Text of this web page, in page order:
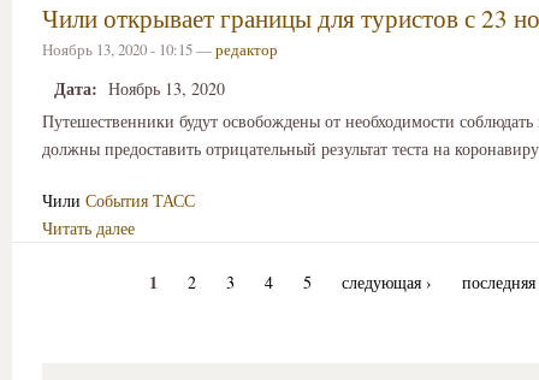
Чили открывает границы для туристов с 23
Ноябрь 13, 2020 - 10:15 —редактор
Дата: Ноябрь 13, 2020
Путешественники будут освобождены от необходимости
должны предоставить отрицательный результат теста на
Чили События ТАСС
Читать далее
1 2 3 4 5 следующая ›